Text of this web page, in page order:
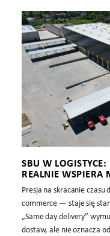
SBU W
REALNIE WSPIERA
Presja na skracanie czasu
commerce — staje się
„Same day delivery”
dostaw, ale nie oznacza